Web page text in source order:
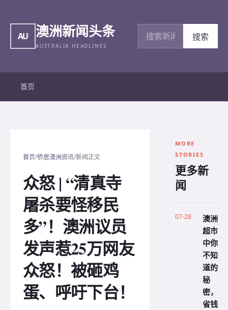
AU 澳洲新闻头条
AUSTRALIA HEADLINES
搜索新闻
搜索
首页
首页/侨居澳洲资讯/新闻正文
众怒 | “清真寺
屠杀要怪移民
多”！澳洲议员
发声惹25万网友
众怒！被砸鸡
蛋、呼吁下台！
MORE
STORIES
更多新
闻
07-28
澳洲
超市
中你
不知
道的
秘
密，
省钱